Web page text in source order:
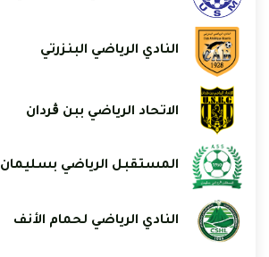
النادي الرياضي البنزرتي
الاتحاد الرياضي ببن ڨردان
المستقبل الرياضي بسليمان
النادي الرياضي لحمام الأنف